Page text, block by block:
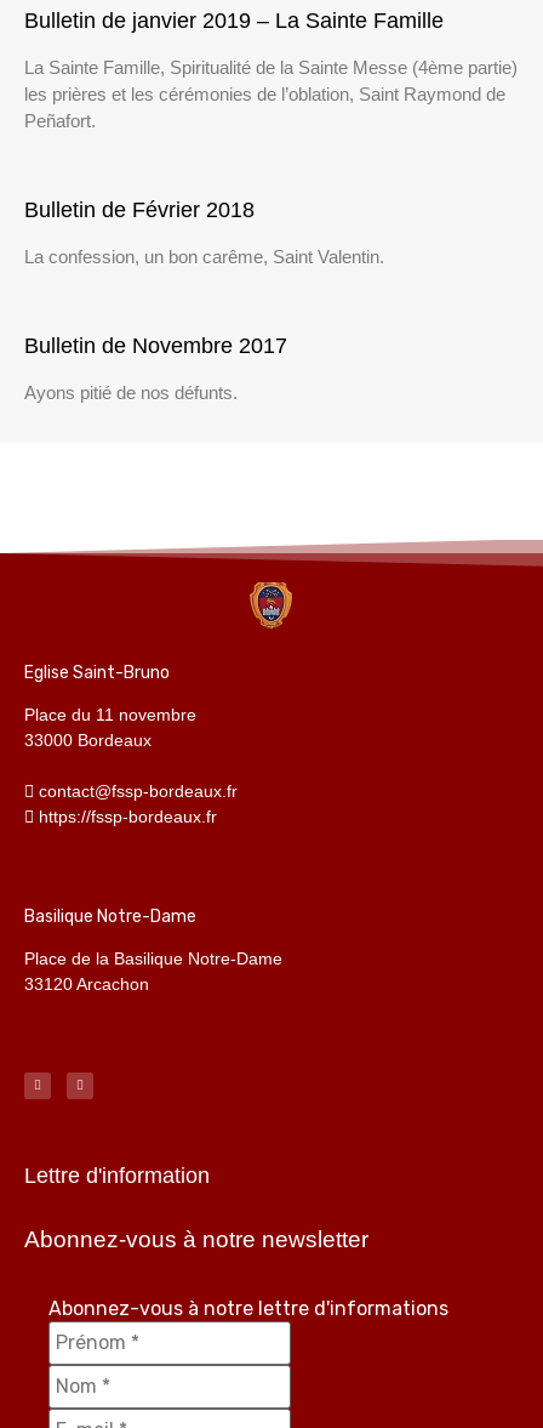
Bulletin de janvier 2019 – La Sainte Famille
La Sainte Famille, Spiritualité de la Sainte Messe (4ème partie)
les prières et les cérémonies de l’oblation, Saint Raymond de
Peñafort.
Bulletin de Février 2018
La confession, un bon carême, Saint Valentin.
Bulletin de Novembre 2017
Ayons pitié de nos défunts.
Eglise Saint-Bruno
Place du 11 novembre
33000 Bordeaux
contact@fssp-bordeaux.fr
https://fssp-bordeaux.fr
Basilique Notre-Dame
Place de la Basilique Notre-Dame
33120 Arcachon
Lettre d'information
Abonnez-vous à notre newsletter
Abonnez-vous à notre lettre d'informations